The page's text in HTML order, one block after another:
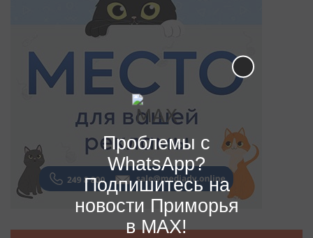
Проблемы с
WhatsApp?
Подпишитесь на
новости Приморья
в MAX!